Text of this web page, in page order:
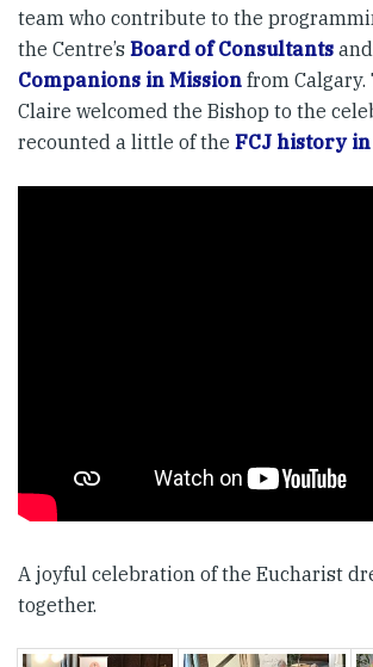
team who contribute to the
the Centre’s Board of Consultants
Companions in Mission from Calgary.
Claire welcomed the Bishop to the
recounted a little of the FCJ history
A joyful celebration of the Eucharist
together.